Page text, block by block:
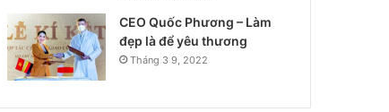
CEO Quốc Phương – Làm
đẹp là để yêu thương
Tháng 3 9, 2022